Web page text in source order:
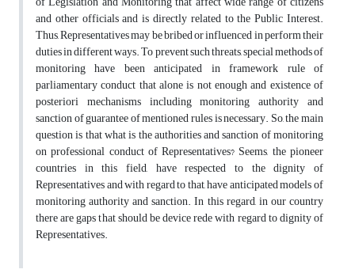
and other officials and is directly related to the Public Interest.
Thus, Representatives may be bribed or influenced in perform their
duties in different ways. To prevent such threats, special methods of
monitoring have been anticipated in framework rule of
parliamentary conduct that alone is not enough and existence of
posteriori mechanisms including monitoring authority and
sanction of guarantee of mentioned rules is necessary. So, the main
question is that what is the authorities and sanction of monitoring
on professional conduct of Representatives? Seems, the pioneer
countries in this field, have respected to the dignity of
Representatives and with regard to that, have anticipated models of
monitoring authority and sanction. In this regard, in our country
there are gaps that should be device rede with regard to dignity of
Representatives.